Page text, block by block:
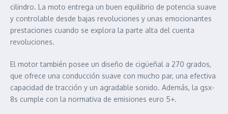
cilindro. La moto entrega un buen equilibrio de potencia suave
y controlable desde bajas revoluciones y unas emocionantes
prestaciones cuando se explora la parte alta del cuenta
revoluciones.
El motor también posee un diseño de cigüeñal a 270 grados,
que ofrece una conducción suave con mucho par, una efectiva
capacidad de tracción y un agradable sonido. Además, la gsx-
8s cumple con la normativa de emisiones euro 5+.